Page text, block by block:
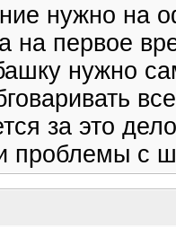
нужно на
на первое
нужно
за это
проблемы с